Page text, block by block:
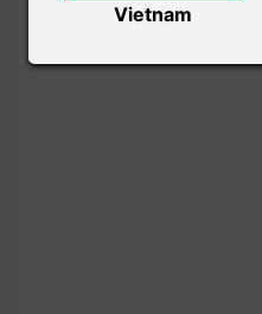
Vietnam